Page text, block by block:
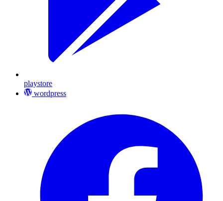
playstore
wordpress